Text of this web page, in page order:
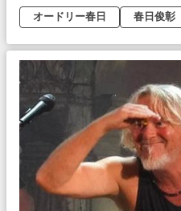
オードリー春日
春日俊彰